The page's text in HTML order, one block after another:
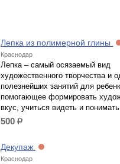
Лепка из полимерной глины
Краснодар
Лепка – самый осязаемый вид
художественного творчества и
полезнейших занятий для
помогающее формировать
вкус, учиться видеть и
500 р.
Декупаж
Краснодар